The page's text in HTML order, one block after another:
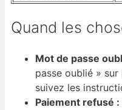
Quand les
Mot de passe
passe oublié »
suivez les
Paiement refusé :